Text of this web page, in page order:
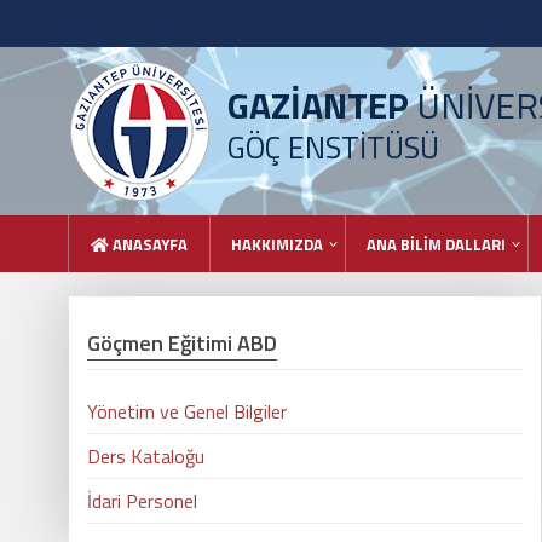
GAZİANTEP
GÖÇ ENSTİTÜSÜ
ANASAYFA HAKKIMIZDA ANA BİLİM DALLARI
Göçmen Eğitimi ABD
Yönetim ve Genel Bilgiler
Ders Kataloğu
İdari Personel